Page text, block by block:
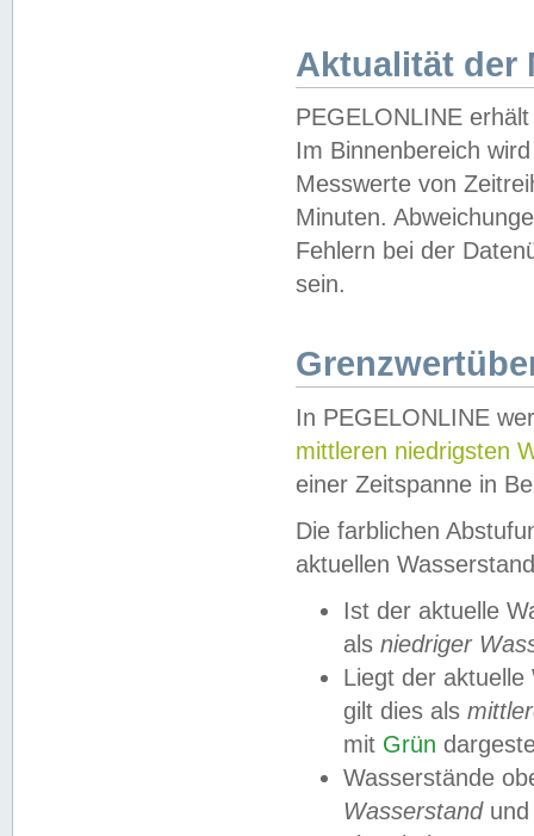
Aktualität der
PEGELONLINE
Im Binnenbereich
Messwerte von
Minuten.
Fehlern bei der
sein.
In PEGELONLINE
mittleren niedrigsten
einer Zeitspanne in
Die farblichen
aktuellen
Ist der aktuelle
als niedriger
Liegt der
gilt dies als
mit Grün
Wasserstände
Wasserstandund